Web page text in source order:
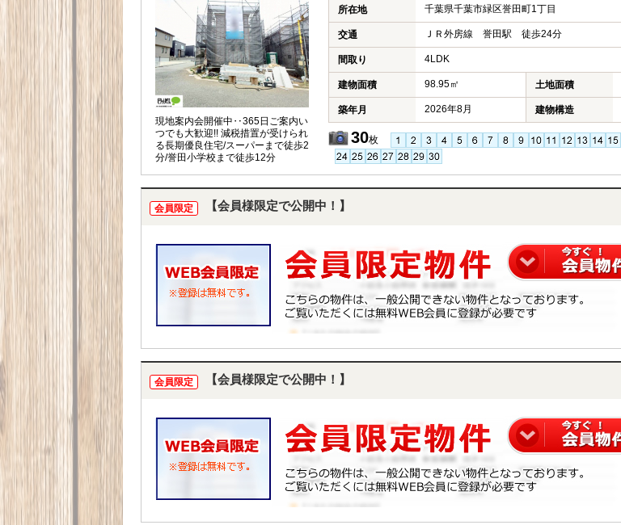
現地案内会開催中‥365日ご案内い
つでも大歓迎!! 減税措置が受けられ
る長期優良住宅/スーパーまで徒歩2
分/誉田小学校まで徒歩12分
所在地 千葉県千葉市緑区誉田町1丁目
交通 ＪＲ外房線 誉田駅 徒歩24分
間取り 4LDK
建物面積 98.95㎡ 土地面積
築年月 2026年8月 建物構造
30枚
会員限定 【会員様限定で公開中！】
会員限定 【会員様限定で公開中！】